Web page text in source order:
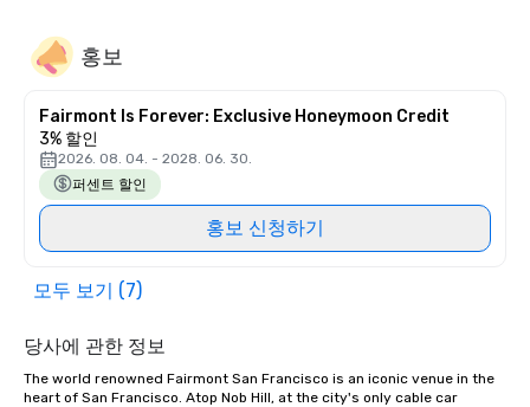
홍보
Fairmont Is Forever: Exclusive Honeymoon Credit
3% 할인
2026. 08. 04. - 2028. 06. 30.
퍼센트 할인
홍보 신청하기
모두 보기 (7)
당사에 관한 정보
The world renowned Fairmont San Francisco is an iconic venue in the
heart of San Francisco. Atop Nob Hill, at the city's only cable car